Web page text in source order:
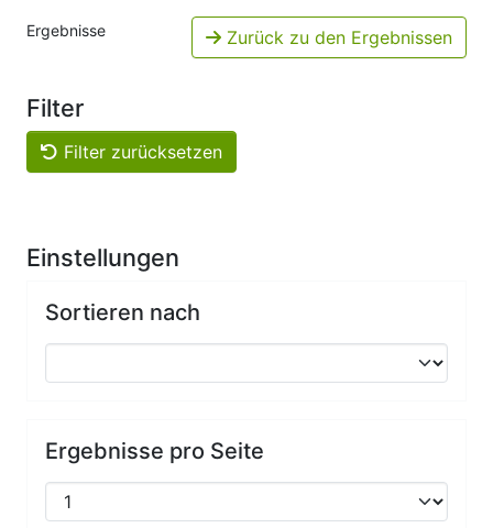
Ergebnisse Zurück zu den Ergebnissen
Filter
Filter zurücksetzen
Einstellungen
Sortieren nach
Ergebnisse pro Seite